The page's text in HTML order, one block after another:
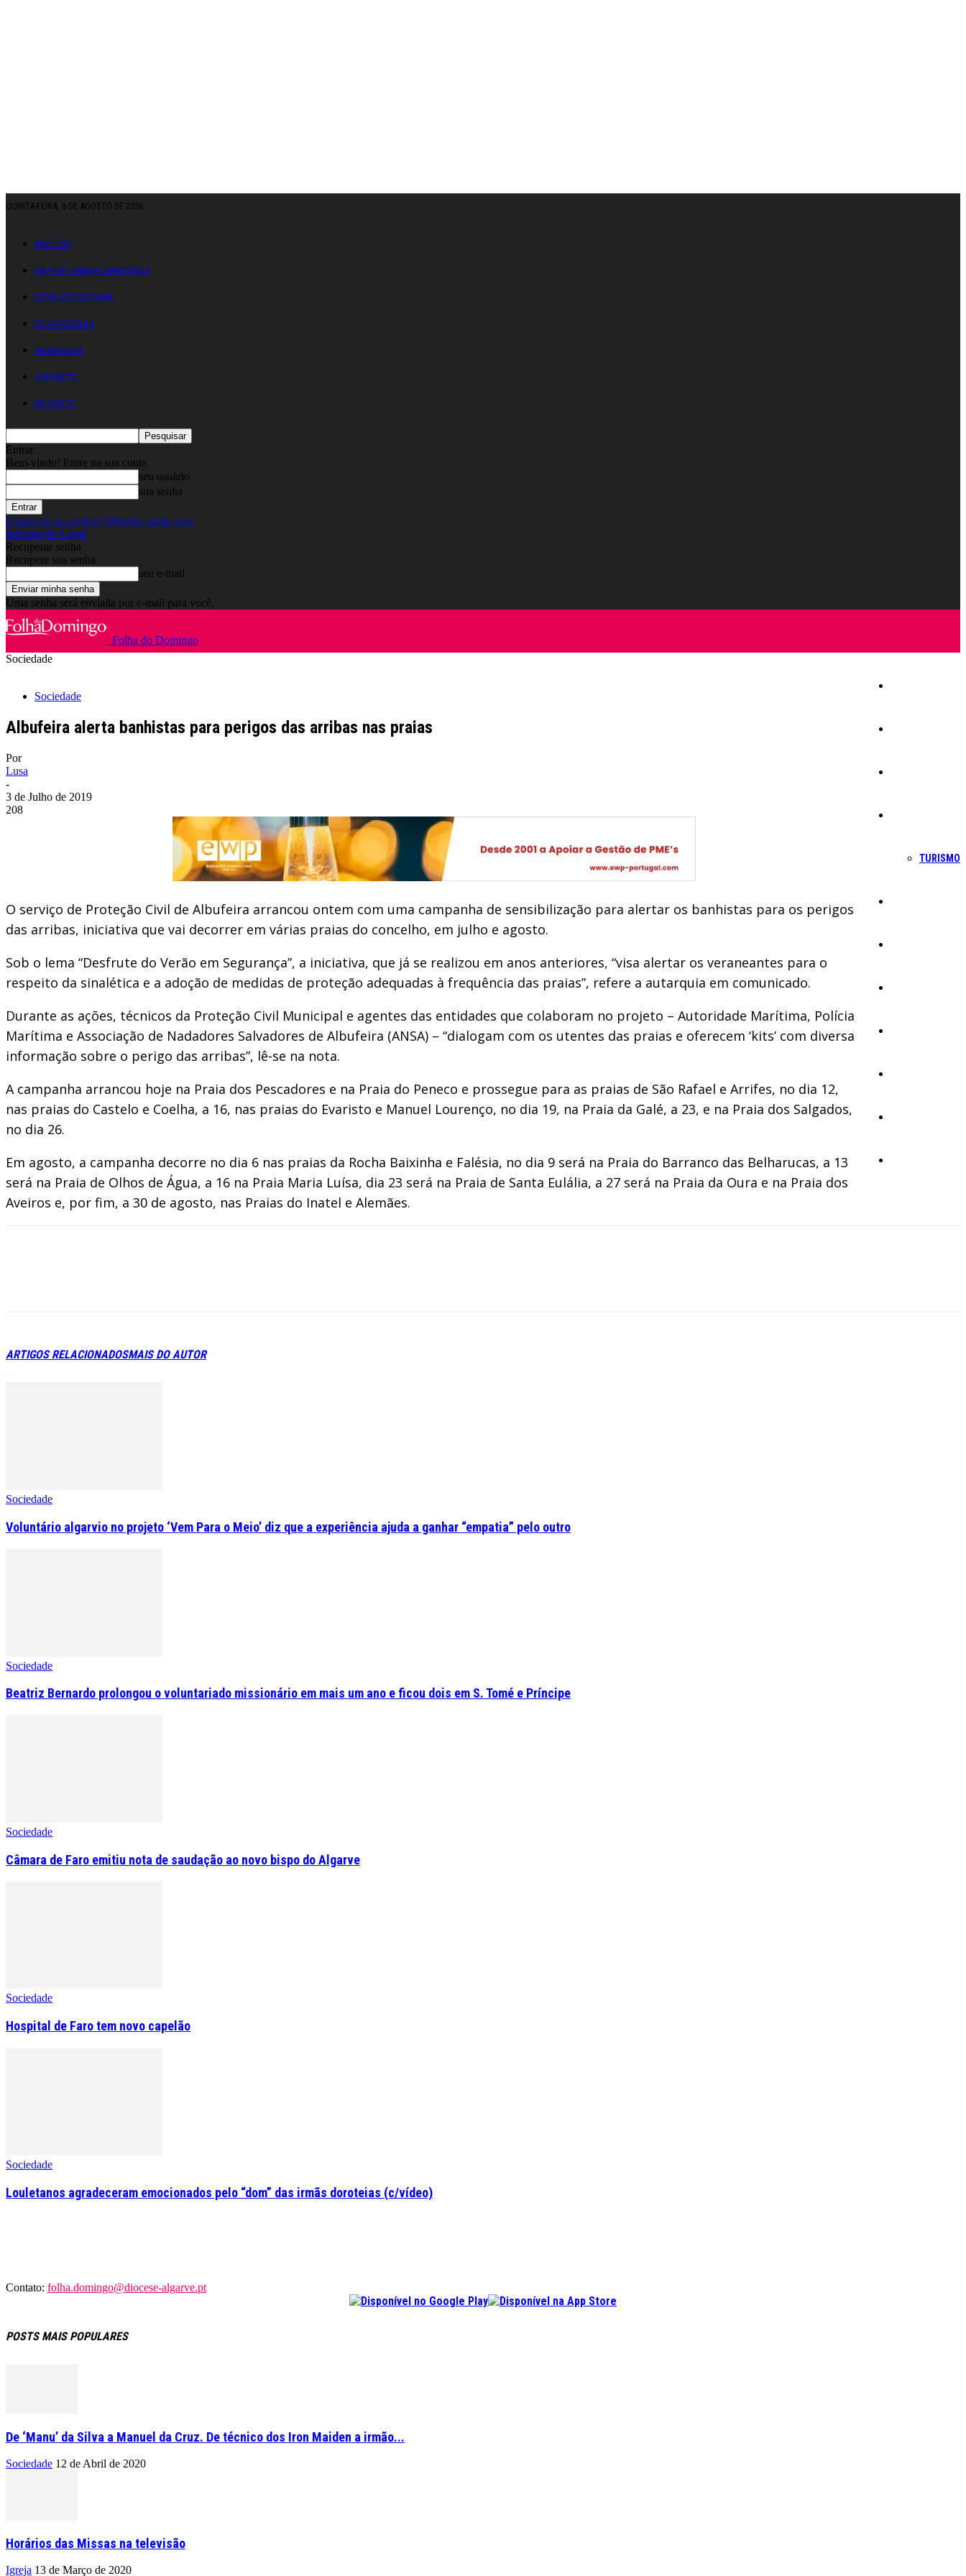
QUINTA-FEIRA, 6 DE AGOSTO DE 2026
ANO: CXII
DIRETOR: SAMUEL MENDONÇA
ESTATUTO EDITORIAL
FICHA TÉCNICA
ASSINATURA
CONTACTO
EM DIRETO
Entrar
Bem-vindo! Entre na sua conta
seu usuário
sua senha
Esqueceu sua senha? Obtenha ajuda aqui
Informação Legal
Recuperar senha
Recupere sua senha
seu e-mail
Uma senha será enviada por e-mail para você.
Folha do Domingo
TURISMO
Sociedade
Sociedade
Albufeira alerta banhistas para perigos das arribas nas praias
Por
Lusa
-
3 de Julho de 2019
208
O serviço de Proteção Civil de Albufeira arrancou ontem com uma campanha de sensibilização para alertar os banhistas para os perigos
das arribas, iniciativa que vai decorrer em várias praias do concelho, em julho e agosto.
Sob o lema “Desfrute do Verão em Segurança”, a iniciativa, que já se realizou em anos anteriores, “visa alertar os veraneantes para o
respeito da sinalética e a adoção de medidas de proteção adequadas à frequência das praias”, refere a autarquia em comunicado.
Durante as ações, técnicos da Proteção Civil Municipal e agentes das entidades que colaboram no projeto – Autoridade Marítima, Polícia
Marítima e Associação de Nadadores Salvadores de Albufeira (ANSA) – “dialogam com os utentes das praias e oferecem ‘kits’ com diversa
informação sobre o perigo das arribas”, lê-se na nota.
A campanha arrancou hoje na Praia dos Pescadores e na Praia do Peneco e prossegue para as praias de São Rafael e Arrifes, no dia 12,
nas praias do Castelo e Coelha, a 16, nas praias do Evaristo e Manuel Lourenço, no dia 19, na Praia da Galé, a 23, e na Praia dos Salgados,
no dia 26.
Em agosto, a campanha decorre no dia 6 nas praias da Rocha Baixinha e Falésia, no dia 9 será na Praia do Barranco das Belharucas, a 13
será na Praia de Olhos de Água, a 16 na Praia Maria Luísa, dia 23 será na Praia de Santa Eulália, a 27 será na Praia da Oura e na Praia dos
Aveiros e, por fim, a 30 de agosto, nas Praias do Inatel e Alemães.
ARTIGOS RELACIONADOSMAIS DO AUTOR
Sociedade
Voluntário algarvio no projeto ‘Vem Para o Meio’ diz que a experiência ajuda a ganhar “empatia” pelo outro
Sociedade
Beatriz Bernardo prolongou o voluntariado missionário em mais um ano e ficou dois em S. Tomé e Príncipe
Sociedade
Câmara de Faro emitiu nota de saudação ao novo bispo do Algarve
Sociedade
Hospital de Faro tem novo capelão
Sociedade
Louletanos agradeceram emocionados pelo “dom” das irmãs doroteias (c/vídeo)
Contato: folha.domingo@diocese-algarve.pt
POSTS MAIS POPULARES
De ‘Manu’ da Silva a Manuel da Cruz. De técnico dos Iron Maiden a irmão...
Sociedade 12 de Abril de 2020
Horários das Missas na televisão
Igreja 13 de Março de 2020